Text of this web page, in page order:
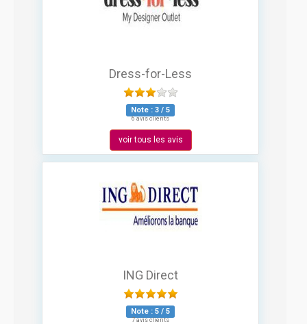
Dress-for-Less
Note : 3 / 5
6 avis clients
voir tous les avis
ING Direct
Note : 5 / 5
7 avis clients